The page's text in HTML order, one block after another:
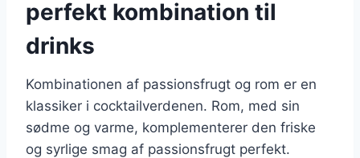
perfekt kombination til
drinks
Kombinationen af passionsfrugt og rom er en
klassiker i cocktailverdenen. Rom, med sin
sødme og varme, komplementerer den friske
og syrlige smag af passionsfrugt perfekt.